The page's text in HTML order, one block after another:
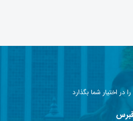
اختیار شما بگذارد